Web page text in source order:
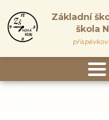
Základní
škola